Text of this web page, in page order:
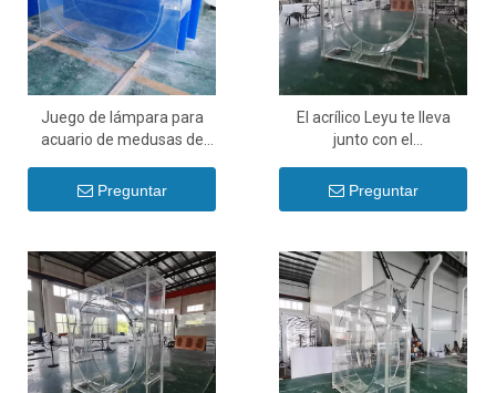
Juego de lámpara para
acuario de medusas de
fantasía-leyu Aquarium
Preguntar
El acrílico Leyu te lleva
junto con el
acuario de medusas.
Preguntar